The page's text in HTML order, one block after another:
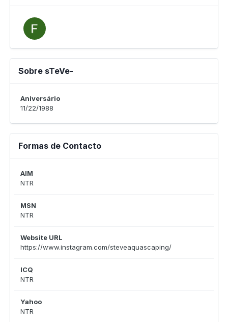
Sobre sTeVe-
Aniversário
11/22/1988
Formas de Contacto
AIM
NTR
MSN
NTR
Website URL
https://www.instagram.com/steveaquascaping/
ICQ
NTR
Yahoo
NTR